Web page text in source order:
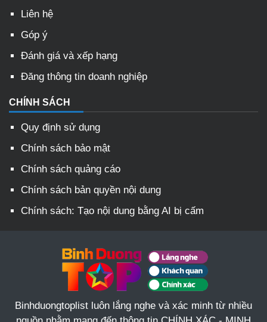
Liên hệ
Góp ý
Đánh giá và xếp hạng
Đăng thông tin doanh nghiệp
CHÍNH SÁCH
Quy định sử dụng
Chính sách bảo mật
Chính sách quảng cáo
Chính sách bản quyền nội dung
Chính sách: Tạo nội dung bằng AI bị cấm
Binhduongtoplist luôn lắng nghe và xác minh từ nhiều